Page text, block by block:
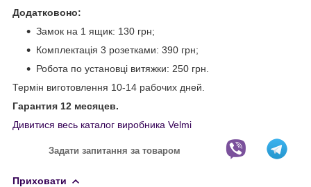
Додатковоно:
Замок на 1 ящик: 130 грн;
Комплектація 3 розетками: 390 грн;
Робота по установці витяжки: 250 грн.
Термін виготовлення 10-14 рабочих дней.
Гарантия 12 месяцев.
Дивитися весь каталог виробника Velmi
Задати запитання за товаром
Приховати